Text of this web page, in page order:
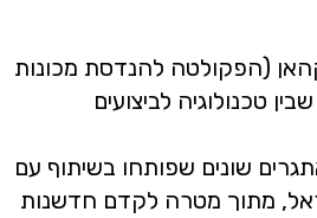
בבניין דן קהאן (הפקולטה להנדסת מכונות
טכנולוגיה לביצועים
שונים שפותחו בשיתוף עם
מתוך מטרה לקדם חדשנות